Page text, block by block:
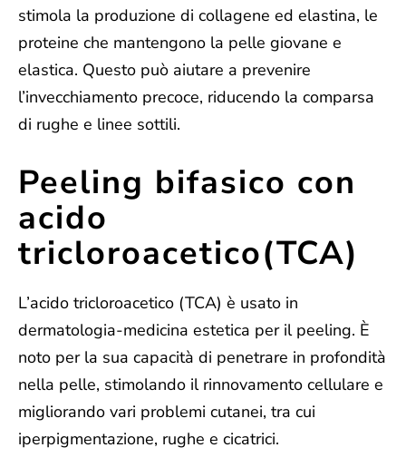
stimola la produzione di collagene ed elastina, le
proteine che mantengono la pelle giovane e
elastica. Questo può aiutare a prevenire
l’invecchiamento precoce, riducendo la comparsa
di rughe e linee sottili.
Peeling bifasico con
acido
tricloroacetico(TCA)
L’acido tricloroacetico (TCA) è usato in
dermatologia-medicina estetica per il peeling. È
noto per la sua capacità di penetrare in profondità
nella pelle, stimolando il rinnovamento cellulare e
migliorando vari problemi cutanei, tra cui
iperpigmentazione, rughe e cicatrici.